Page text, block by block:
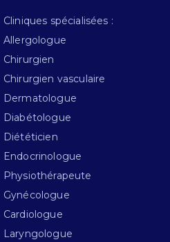
Cliniques spécialisées :
Allergologue
Chirurgien
Chirurgien vasculaire
Dermatologue
Diabétologue
Diététicien
Endocrinologue
Physiothérapeute
Gynécologue
Cardiologue
Laryngologue